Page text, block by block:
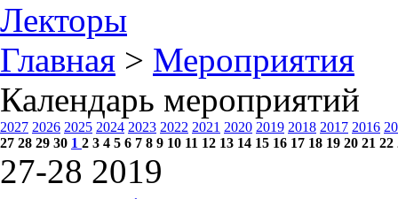
Лекторы
Главная > Мероприятия
Календарь мероприятий
2027 2026 2025 2024 2023 2022 2021 2020 2019 2018 2017 2016
27 28 29 30 1 2 3 4 5 6 7 8 9 10 11 12 13 14 15 16 17 18 19 20 21 22
27-28 2019